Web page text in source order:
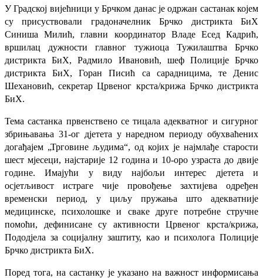
У Градској вијећници у Брчком данас је одржан састанак којем
су присуствовали градоначелник Брчко дистрикта БиХ
Синиша Милић, главни координатор Владе Есед Кадрић,
вршилац дужности главног тужиоца Тужилаштва Брчко
дистрикта БиХ, Радмило Ивановић, шеф Полиције Брчко
дистрикта БиХ, Горан Писић са сарадницима, те Денис
Шехановић, секретар Црвеног крста/крижа Брчко дистрикта
БиХ.
Тема састанка првенствено се тицала адекватног и сигурног
збрињавања 31-ог дјетета у наредном периоду обухваћених
догађајем „Трговине људима“, од којих је најмлађе старости
шест мјесеци, најстарије 12 година и 10-оро узраста до двије
године. Имајући у виду најбољи интерес дјетета и
осјетљивост истраге чије провођење захтијева одређен
временски период, у циљу пружања што адекватније
медицинске, психолошке и сваке друге потребне стручне
помоћи, дефинисане су активности Црвеног крста/крижа,
Пододјела за социјалну заштиту, као и психолога Полиције
Брчко дистрикта БиХ.
Поред тога, на састанку је указано на важност информисања